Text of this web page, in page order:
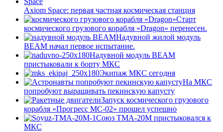
Axiom Space: первая частная космическая станция
Старт
космического грузового корабля «Dragon» перенесен.
Надувной жилой модуль
BEAM начал первое испытание.
Надувной модуль BEAM
пристыковали к борту МКС
Экипаж МКС сегодня
На МКС
попробуют выращивать пекинскую капусту
Запуск космического грузового
корабля «Прогресс МС-02» прошел успешно
Союз ТМА-20М пристыковался к
МКС